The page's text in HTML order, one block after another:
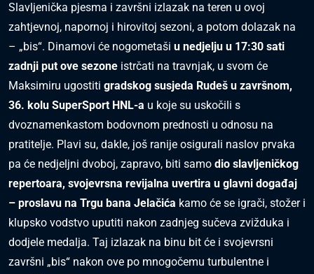
Slavljenička pjesma i završni izlazak na teren u ovoj
zahtjevnoj, napornoj i hirovitoj sezoni, a potom dolazak na
– „bis“. Dinamovi će nogometaši u nedjelju u 17:30 sati
zadnji put ove sezone istrčati na travnjak, u svom će
Maksimiru ugostiti gradskog susjeda Rudeš u završnom,
36. kolu SuperSport HNL-a u koje su uskočili s
dvoznamenkastom bodovnom prednosti u odnosu na
pratitelje. Plavi su, dakle, još ranije osigurali naslov prvaka
pa će nedjeljni dvoboj, zapravo, biti samo dio slavljeničkog
repertoara, svojevrsna revijalna uvertira u glavni događaj
– proslavu na Trgu bana Jelačića kamo će se igrači, stožer i
klupsko vodstvo uputiti nakon zadnjeg sučeva zvižduka i
dodjele medalja. Taj izlazak na binu bit će i svojevrsni
završni „bis“ nakon ove po mnogočemu turbulentne i